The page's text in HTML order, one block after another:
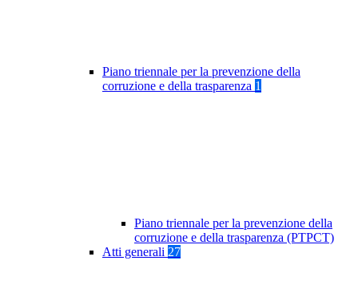
Piano triennale per la prevenzione della
corruzione e della trasparenza 1
Piano triennale per la prevenzione della
corruzione e della trasparenza (PTPCT)
Atti generali 27